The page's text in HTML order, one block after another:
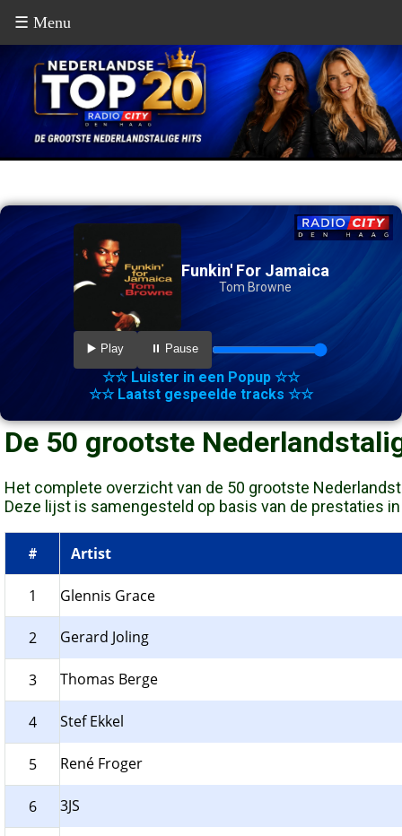
☰ Menu
Funkin' For Jamaica
Tom Browne
▶️ Play ⏸️ Pause
☆☆ Luister in een Popup ☆☆
☆☆ Laatst gespeelde tracks ☆☆
De 50 grootste
Het complete overzicht van de 50 grootste
Deze lijst is samengesteld op basis van de prestaties
# Artist
1 Glennis Grace
2 Gerard Joling
3 Thomas Berge
4 Stef Ekkel
5 René Froger
6 3JS